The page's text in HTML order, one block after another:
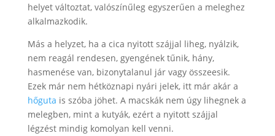
helyet változtat, valószínűleg egyszerűen a meleghez
alkalmazkodik.
Más a helyzet, ha a cica nyitott szájjal liheg, nyálzik,
nem reagál rendesen, gyengének tűnik, hány,
hasmenése van, bizonytalanul jár vagy összeesik.
Ezek már nem hétköznapi nyári jelek, itt már akár a
hőguta is szóba jöhet. A macskák nem úgy lihegnek a
melegben, mint a kutyák, ezért a nyitott szájjal
légzést mindig komolyan kell venni.